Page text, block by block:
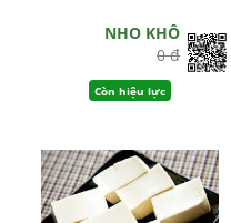
NHO KHÔ
0 đ
Còn hiệu lực